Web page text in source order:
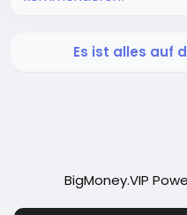
Es ist alles auf
BigMoney.VIP